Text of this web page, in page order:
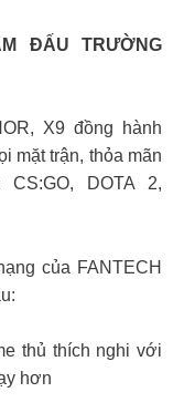
ĐẤU TRƯỜNG
X9 đồng hành
mặt trận, thỏa mãn
DOTA 2,
của FANTECH
thủ thích nghi với
hơn